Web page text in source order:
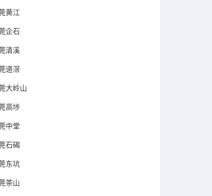
黄江
企石
清溪
道滘
大岭山
高埗
中堂
石碣
东坑
茶山